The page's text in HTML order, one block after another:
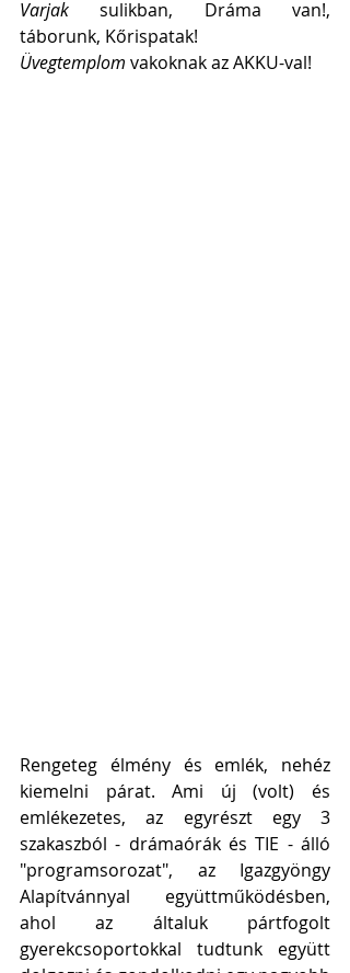
Varjak sulikban, Dráma van!,
táborunk, Kőrispatak!
Üvegtemplom vakoknak az AKKU-val!
Rengeteg élmény és emlék, nehéz
kiemelni párat. Ami új (volt) és
emlékezetes, az egyrészt egy 3
szakaszból - drámaórák és TIE - álló
"programsorozat", az Igazgyöngy
Alapítvánnyal együttműködésben,
ahol az általuk pártfogolt
gyerekcsoportokkal tudtunk együtt